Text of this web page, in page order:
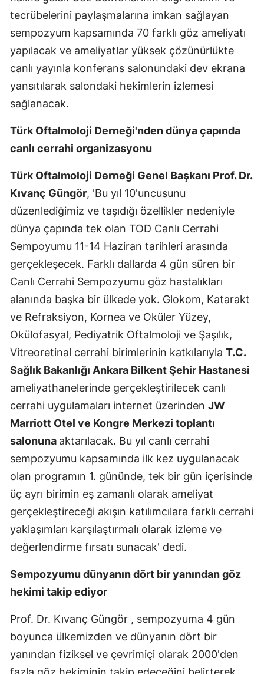
tecrübelerini paylaşmalarına imkan sağlayan
sempozyum kapsamında 70 farklı göz ameliyatı
yapılacak ve ameliyatlar yüksek çözünürlükte
canlı yayınla konferans salonundaki dev ekrana
yansıtılarak salondaki hekimlerin izlemesi
sağlanacak.
Türk Oftalmoloji Derneği'nden dünya çapında
canlı cerrahi organizasyonu
Türk Oftalmoloji Derneği Genel Başkanı Prof. Dr.
Kıvanç Güngör, 'Bu yıl 10'uncusunu
düzenlediğimiz ve taşıdığı özellikler nedeniyle
dünya çapında tek olan TOD Canlı Cerrahi
Sempoyumu 11-14 Haziran tarihleri arasında
gerçekleşecek. Farklı dallarda 4 gün süren bir
Canlı Cerrahi Sempozyumu göz hastalıkları
alanında başka bir ülkede yok. Glokom, Katarakt
ve Refraksiyon, Kornea ve Oküler Yüzey,
Okülofasyal, Pediyatrik Oftalmoloji ve Şaşılık,
Vitreoretinal cerrahi birimlerinin katkılarıyla T.C.
Sağlık Bakanlığı Ankara Bilkent Şehir Hastanesi
ameliyathanelerinde gerçekleştirilecek canlı
cerrahi uygulamaları internet üzerinden JW
Marriott Otel ve Kongre Merkezi toplantı
salonuna aktarılacak. Bu yıl canlı cerrahi
sempozyumu kapsamında ilk kez uygulanacak
olan programın 1. gününde, tek bir gün içerisinde
üç ayrı birimin eş zamanlı olarak ameliyat
gerçekleştireceği akışın katılımcılara farklı cerrahi
yaklaşımları karşılaştırmalı olarak izleme ve
değerlendirme fırsatı sunacak' dedi.
Sempozyumu dünyanın dört bir yanından göz
hekimi takip ediyor
Prof. Dr. Kıvanç Güngör , sempozyuma 4 gün
boyunca ülkemizden ve dünyanın dört bir
yanından fiziksel ve çevrimiçi olarak 2000'den